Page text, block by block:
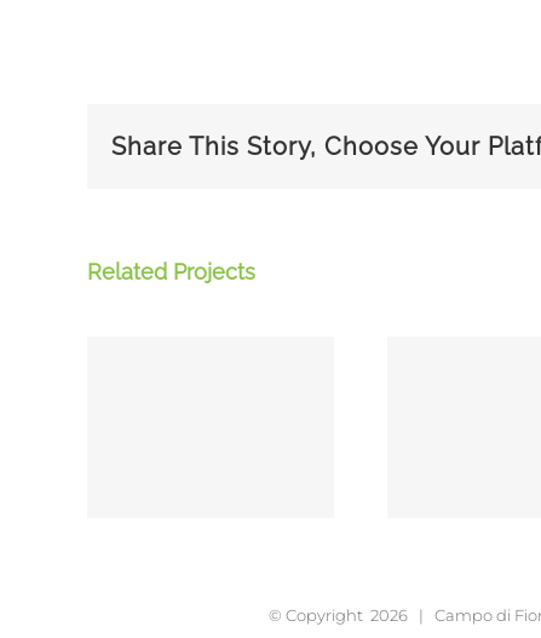
Share This Story, Choose Your
Related Projects
© Copyright 2026 | Campo di